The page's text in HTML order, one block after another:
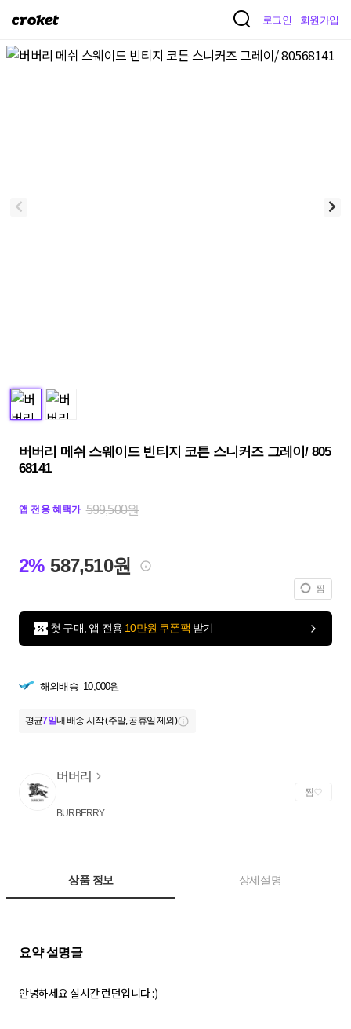
크
켓
로그인 회원가입
버버리 메쉬 스웨이드 빈티지 코튼 스니커즈 그레이/ 805
68141
앱 전용 혜택가 599,500원
2% 587,510원
찜
첫 구매, 앱 전용 10만원 쿠폰팩 받기
해외배송 10,000원
평균7일내 배송 시작 (주말, 공휴일 제외)
버버리
BURBERRY
찜
상품 정보 상세설명
요약 설명글
안녕하세요 실시간 런던입니다 :)